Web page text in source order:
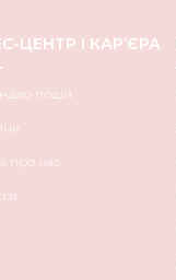
ЦЕНТР І КАР’ЄРА
подій
про нас